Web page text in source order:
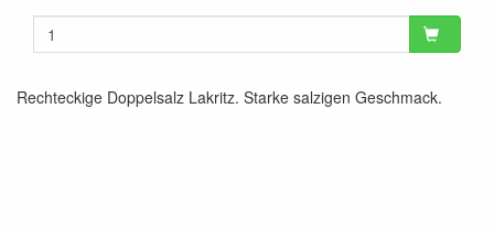
Rechteckige Doppelsalz Lakritz. Starke salzigen Geschmack.